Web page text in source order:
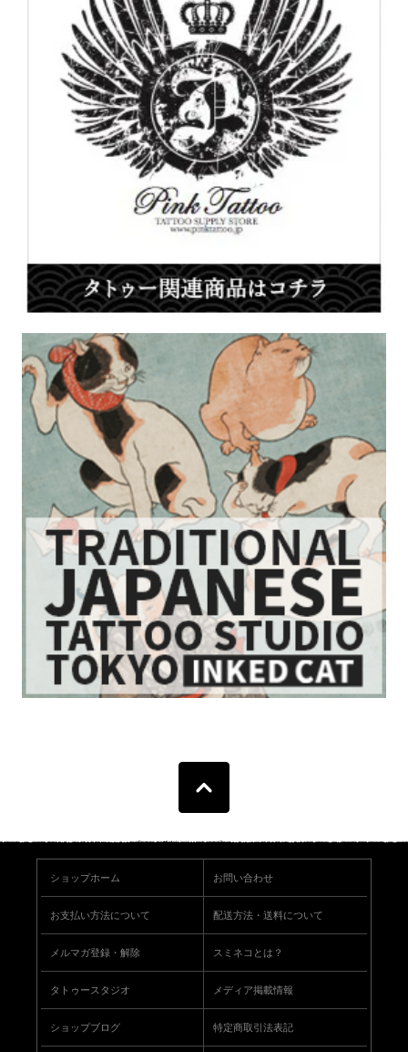
ショップホーム お問い合わせ
お支払い方法について 配送方法・送料について
メルマガ登録・解除 スミネコとは？
タトゥースタジオ メディア掲載情報
ショップブログ 特定商取引法表記